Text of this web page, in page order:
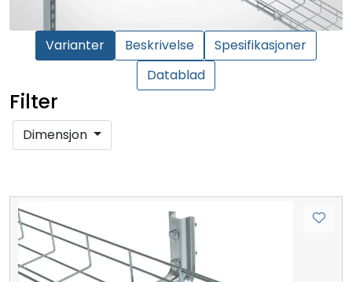
Varianter Beskrivelse
Spesifikasjoner
Datablad
Filter
Dimensjon